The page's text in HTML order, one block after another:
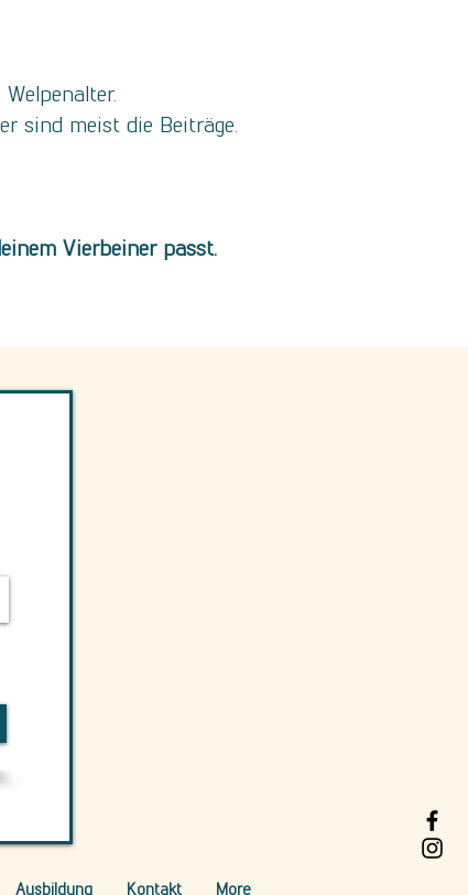
sind meist die Beiträge.
Vierbeiner passt.
Ausbildung Kontakt More